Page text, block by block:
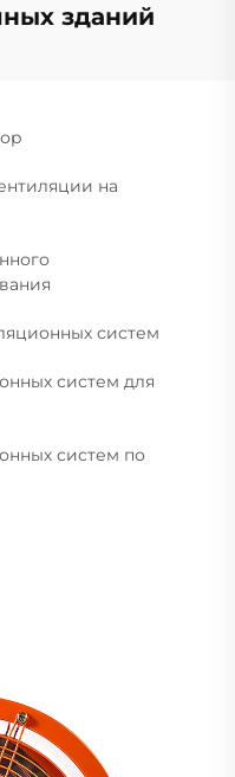
зданий
на
систем
систем для
систем по